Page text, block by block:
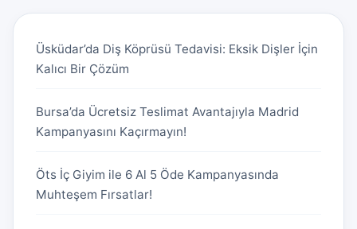
Üsküdar’da Diş Köprüsü Tedavisi: Eksik Dişler İçin
Kalıcı Bir Çözüm
Bursa’da Ücretsiz Teslimat Avantajıyla Madrid
Kampanyasını Kaçırmayın!
Öts İç Giyim ile 6 Al 5 Öde Kampanyasında
Muhteşem Fırsatlar!